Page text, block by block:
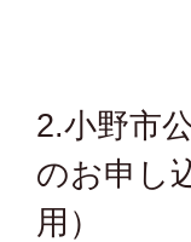
2.小野市
のお申し
用）